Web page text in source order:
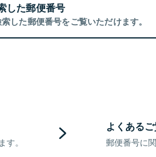
した郵便番号
した郵便番号をご覧いただけます。
。
よくある
郵便番号に